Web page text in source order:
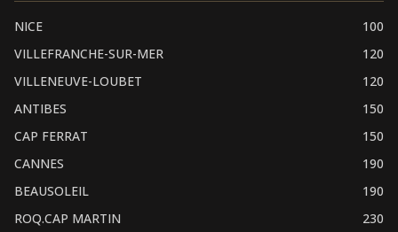
NICE
100
VILLEFRANCHE-SUR-MER
120
VILLENEUVE-LOUBET
120
ANTIBES
150
CAP FERRAT
150
CANNES
190
BEAUSOLEIL
190
ROQ.CAP MARTIN
230